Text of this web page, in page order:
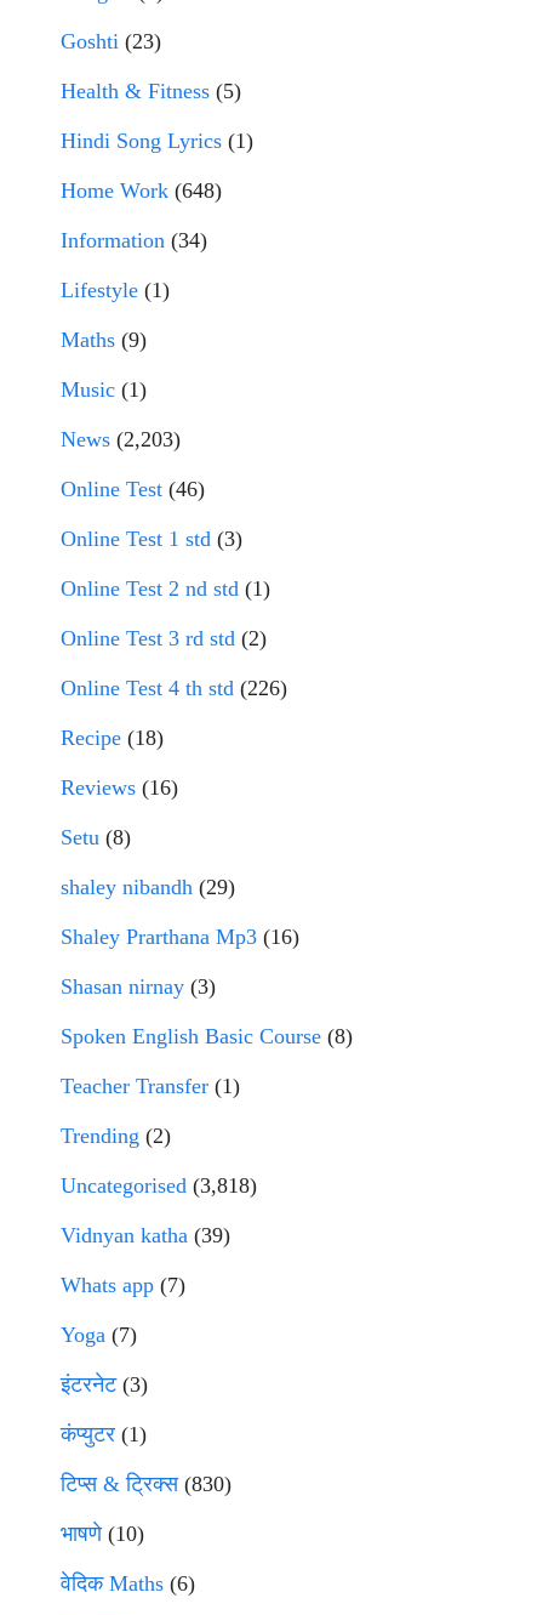
Goshti (23)
Health & Fitness (5)
Hindi Song Lyrics (1)
Home Work (648)
Information (34)
Lifestyle (1)
Maths (9)
Music (1)
News (2,203)
Online Test (46)
Online Test 1 std (3)
Online Test 2 nd std (1)
Online Test 3 rd std (2)
Online Test 4 th std (226)
Recipe (18)
Reviews (16)
Setu (8)
shaley nibandh (29)
Shaley Prarthana Mp3 (16)
Shasan nirnay (3)
Spoken English Basic Course (8)
Teacher Transfer (1)
Trending (2)
Uncategorised (3,818)
Vidnyan katha (39)
Whats app (7)
Yoga (7)
इंटरनेट(3)
कंप्युटर (1)
टिप्स & ट्रिक्स(830)
भाषणे(10)
वेदिक Maths (6)